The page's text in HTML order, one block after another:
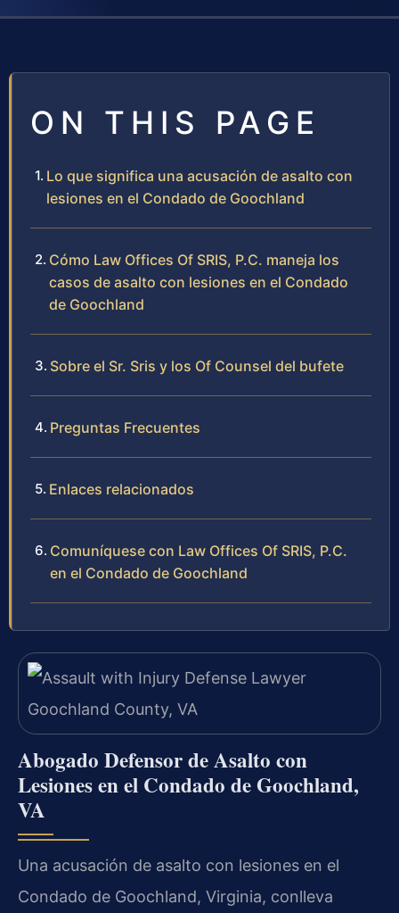
ON THIS PAGE
Lo que significa una acusación de asalto con
lesiones en el Condado de Goochland
Cómo Law Offices Of SRIS, P.C. maneja los
casos de asalto con lesiones en el Condado
de Goochland
Sobre el Sr. Sris y los Of Counsel del bufete
Preguntas Frecuentes
Enlaces relacionados
Comuníquese con Law Offices Of SRIS, P.C.
en el Condado de Goochland
Abogado Defensor de Asalto con
Lesiones en el Condado de Goochland,
VA
Una acusación de asalto con lesiones en el
Condado de Goochland, Virginia, conlleva